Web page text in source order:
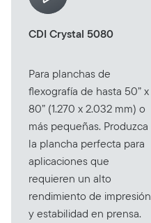
CDI Crystal 5080
Para planchas de
flexografía de hasta 50” x
80” (1.270 x 2.032 mm) o
más pequeñas. Produzca
la plancha perfecta para
aplicaciones que
requieren un alto
rendimiento de impresión
y estabilidad en prensa.